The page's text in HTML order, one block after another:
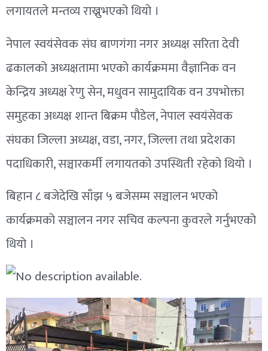
लगायतले मन्तव्य राख्नुभएको थियो ।
नेपाल स्वयंसेवक संघ बाणगंगा नगर अध्यक्ष सरिता देवी
ढकालको अध्यक्षतामा भएको कार्यक्रममा वैज्ञानिक वन
केन्द्रिय अध्यक्ष रेणु सेन, मधुवन सामुदायिक वन उपभोक्ता
समुहका अध्यक्ष शान्त बिक्रम पौडेल, नेपाल स्वयंसेवक
संघका जिल्ला अध्यक्ष, वडा, नगर, जिल्ला तथा प्रदेशका
पदाधिकारी, सञ्चारकर्मी लगायतको उपस्थिती रहेको थियो ।
बिहान ८ बजेदेखि साँझ ५ बजेसम्म सञ्चालन भएको
कार्यक्रमको सञ्चालन नगर सचिव कल्पना कुवरले गर्नुभएको
थियो ।